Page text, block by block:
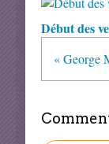
Début des
« George